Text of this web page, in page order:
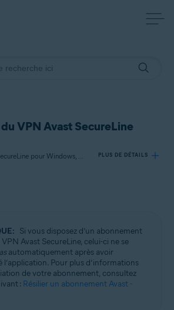
VPN Avast SecureLine
S’applique à VPN Avast SecureLine pour Windows, VPN Avast SecureLine pour Mac, VPN Avast SecureLine pour Android, VPN Avast SecureLine pour iOS PLUS DE DÉTAILS
4.x pour Mac
6.x pour Android
6.x pour iOS
Famille/Pro/Entreprise/Éducation
Famille/Pro/Entreprise/Éducation (32/64 bits)
Si vous disposez d’un abonnement
VPN Avast SecureLine, celui-ci ne se
automatiquement après avoir
l’application. Pour plus d’informations
de votre abonnement, consultez
: Résilier un abonnement Avast -